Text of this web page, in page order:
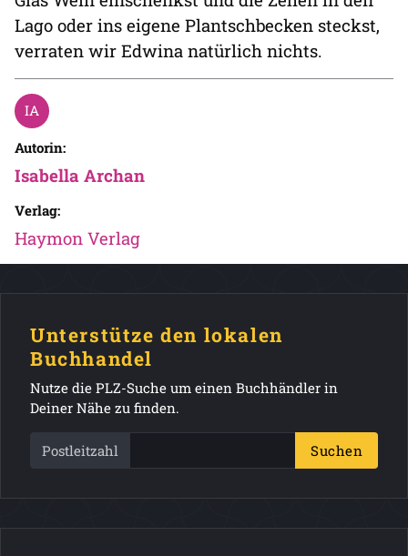
Lago oder ins eigene Plantschbecken steckst,
verraten wir Edwina natürlich nichts.
Autorin:
Isabella Archan
Verlag:
Haymon Verlag
Unterstütze den lokalen
Buchhandel
Nutze die PLZ-Suche um einen Buchhändler in
Deiner Nähe zu finden.
Postleitzahl Suchen